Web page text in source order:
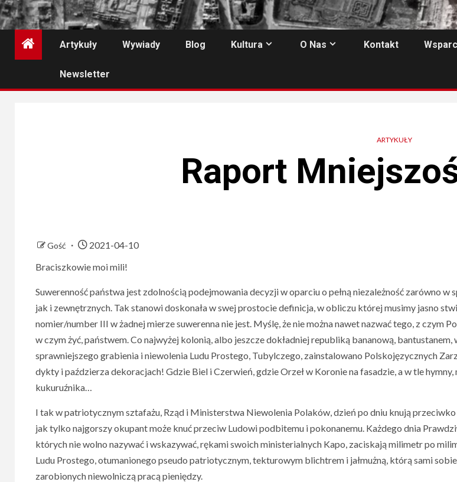
Artykuły Wywiady Blog Kultura O Nas Kontakt
Newsletter
ARTYKUŁY
Raport
Gość
2021-04-10
Braciszkowie moi mili!
Suwerenność państwa jest zdolnością podejmowania decyzji w oparciu o pełną niezależność zarówno w
jak i zewnętrznych. Tak stanowi doskonała w swej prostocie definicja, w obliczu której musimy jasno
nomier/number III w żadnej mierze suwerenna nie jest. Myślę, że nie można nawet nazwać tego, z czym
w czym żyć, państwem. Co najwyżej kolonią, albo jeszcze dokładniej republiką bananową,
sprawniejszego grabienia i niewolenia Ludu Prostego, Tubylczego, zainstalowano Polskojęzycznych
dykty i paździerza dekoracjach! Gdzie Biel i Czerwień, gdzie Orzeł w Koronie na fasadzie, a w tle hymny,
kukuruźnika…
I tak w patriotycznym sztafażu, Rząd i Ministerstwa Niewolenia Polaków, dzień po dniu knują
jak tylko najgorszy okupant może knuć przeciw Ludowi podbitemu i pokonanemu. Każdego dnia
których nie wolno nazywać i wskazywać, rękami swoich ministerialnych Kapo, zaciskają milimetr po
Ludu Prostego, otumanionego pseudo patriotycznym, tekturowym blichtrem i jałmużną, którą sami
zarobionych niewolniczą pracą pieniędzy.